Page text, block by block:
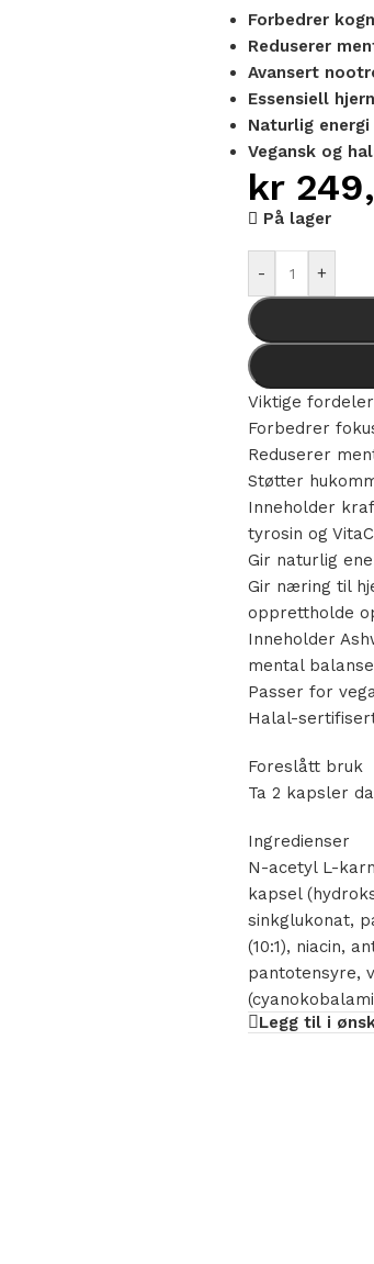
Forbedrer
Reduserer
Avansert
Essensiell
Naturlig
Vegansk og
kr
På lager
- +
Alternative:
Viktige fordeler
Forbedrer
Reduserer
Støtter
Inneholder
tyrosin og
Gir naturlig
Gir næring til
opprettholde
Inneholder
mental balanse
Passer for
Halal-
Foreslått bruk
Ta 2 kapsler
Ingredienser
N-acetyl L-
kapsel
sinkglukonat,
(10:1), niacin,
pantotensyre,
Legg til i